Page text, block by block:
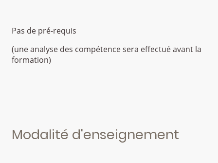
Pas de pré-requis
(une analyse des compétence sera effectué avant la
formation)
Modalité d'enseignement